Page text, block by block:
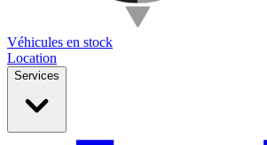
Véhicules en stock
Location
Services